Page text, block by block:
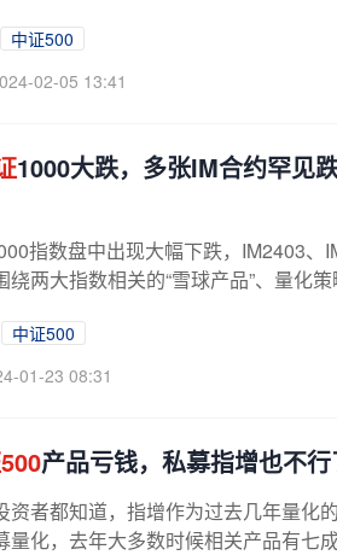
中证500
02-05 13:41
1000大跌，多张IM合约罕见
指数盘中出现大幅下跌，IM2403
绕两大指数相关的“雪球产品”、量化
中证500
01-23 08:31
产品亏钱，私募指增也不
资者都知道，指增作为过去几年量化
量化，去年大多数时候相关产品有七